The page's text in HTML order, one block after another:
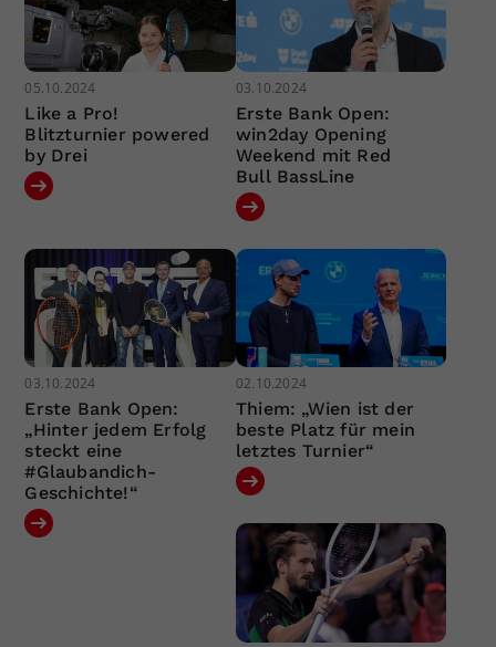
05.10.2024
Like a Pro!
Blitzturnier powered
by Drei
03.10.2024
Erste Bank Open:
win2day Opening
Weekend mit Red
Bull BassLine
03.10.2024
Erste Bank Open:
„Hinter jedem Erfolg
steckt eine
#Glaubandich-
Geschichte!“
02.10.2024
Thiem: „Wien ist der
beste Platz für mein
letztes Turnier“